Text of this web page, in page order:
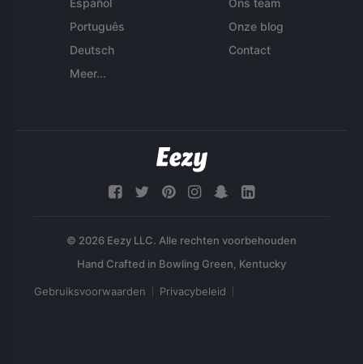
Español
Português
Deutsch
Meer...
Ons team
Onze blog
Contact
© 2026 Eezy LLC. Alle rechten voorbehouden
Gebruiksvoorwaarden Privacybeleid